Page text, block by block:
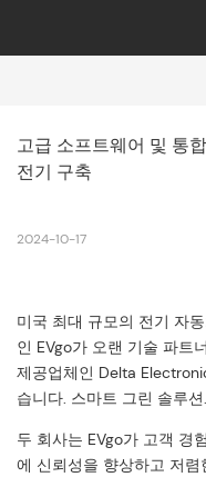
고급 소프트웨어 및 통
전기 구축
2024-10-17
미국 최대 규모의 전기 자
인 EVgo가 오랜 기술 파트
제공업체인 Delta
습니다. 스마트 그린 솔루션.
두 회사는 EVgo가 고객 경
에 신뢰성을 향상하고 저